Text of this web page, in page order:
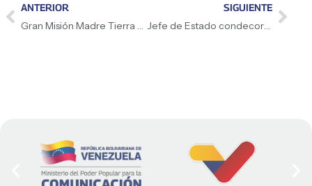
ANTERIOR
Gran Misión Madre Tierra evalúa consecuencias de evento hidrogeomorfológico
SIGUIENTE
Jefe de Estado condecora al equipo nacional de sóftbol masculino